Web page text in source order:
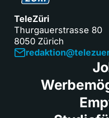
TeleZüri
Thurgauerstrasse 80
8050 Zürich